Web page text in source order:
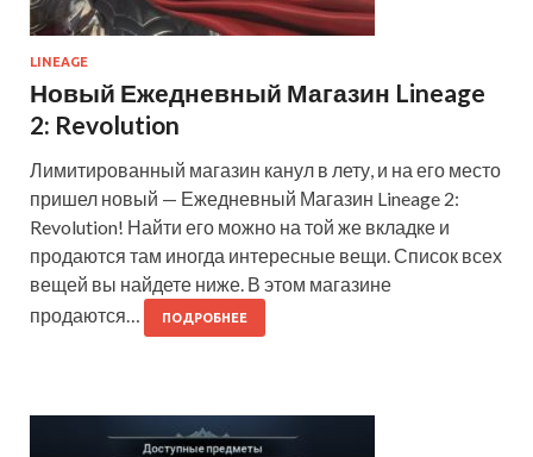
LINEAGE
Новый Ежедневный Магазин Lineage
2: Revolution
Лимитированный магазин канул в лету, и на его место
пришел новый — Ежедневный Магазин Lineage 2:
Revolution! Найти его можно на той же вкладке и
продаются там иногда интересные вещи. Список всех
вещей вы найдете ниже. В этом магазине
продаются…
ПОДРОБНЕЕ